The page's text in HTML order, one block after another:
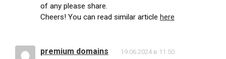
of any please share.
Cheers! You can read similar article here
premium domains 19.06.2024 в 11:50